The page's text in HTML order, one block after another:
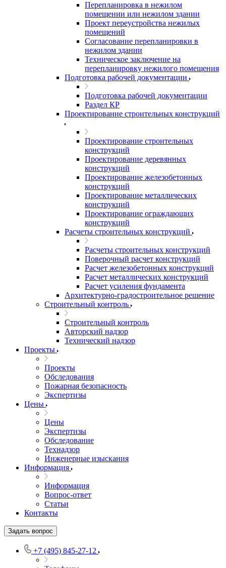
Перепланировка в нежилом
помещении или нежилом здании
Проект переустройства нежилых
помещений
Согласование перепланировки в
нежилом здании
Техническое заключение на
перепланировку нежилого помещения
Подготовка рабочей документации
Подготовка рабочей документации
Раздел КР
Проектирование строительных конструкций
Проектирование строительных
конструкций
Проектирование деревянных
конструкций
Проектирование железобетонных
конструкций
Проектирование металлических
конструкций
Проектирование ограждающих
конструкций
Расчеты строительных конструкций
Расчеты строительных конструкций
Поверочный расчет конструкций
Расчет железобетонных конструкций
Расчет металлических конструкций
Расчет усиления фундамента
Архитектурно-градостроительное решение
Строительный контроль
Строительный контроль
Авторский надзор
Технический надзор
Проекты
Проекты
Обследования
Пожарная безопасность
Экспертизы
Цены
Цены
Экспертизы
Обследование
Технадзор
Инженерные изыскания
Информация
Информация
Вопрос-ответ
Статьи
Контакты
Задать вопрос
+7 (495) 845-27-12